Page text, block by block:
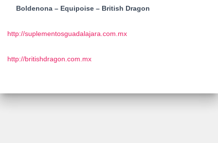
Boldenona – Equipoise – British Dragon
http://suplementosguadalajara.com.mx
http://britishdragon.com.mx